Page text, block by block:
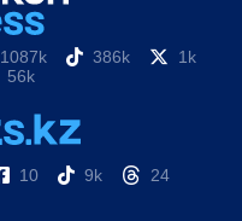
1087k 386k
1k
56k
10 9k 24